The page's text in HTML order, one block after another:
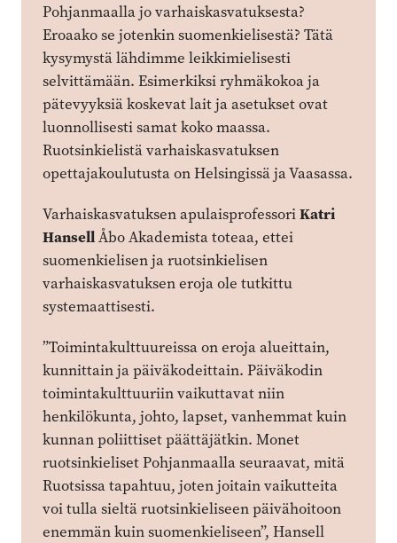
Pohjanmaalla jo varhaiskasvatuksesta?
Eroaako se jotenkin suomenkielisestä? Tätä
kysymystä lähdimme leikkimielisesti
selvittämään. Esimerkiksi ryhmäkokoa ja
pätevyyksiä koskevat lait ja asetukset ovat
luonnollisesti samat koko maassa.
Ruotsinkielistä varhaiskasvatuksen
opettajakoulutusta on Helsingissä ja Vaasassa.
Varhaiskasvatuksen apulaisprofessoriKatri
HansellÅbo Akademista toteaa, ettei
suomenkielisen ja ruotsinkielisen
varhaiskasvatuksen eroja ole tutkittu
systemaattisesti.
”Toimintakulttuureissa on eroja alueittain,
kunnittain ja päiväkodeittain. Päiväkodin
toimintakulttuuriin vaikuttavat niin
henkilökunta, johto, lapset, vanhemmat kuin
kunnan poliittiset päättäjätkin. Monet
ruotsinkieliset Pohjanmaalla seuraavat, mitä
Ruotsissa tapahtuu, joten joitain vaikutteita
voi tulla sieltä ruotsinkieliseen päivähoitoon
enemmän kuin suomenkieliseen”, Hansell